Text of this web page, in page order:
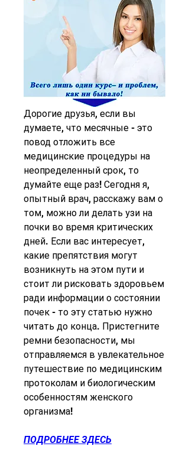
Дорогие друзья, если вы
думаете, что месячные - это
повод отложить все
медицинские процедуры на
неопределенный срок, то
думайте еще раз! Сегодня я,
опытный врач, расскажу вам о
том, можно ли делать узи на
почки во время критических
дней. Если вас интересует,
какие препятствия могут
возникнуть на этом пути и
стоит ли рисковать здоровьем
ради информации о состоянии
почек - то эту статью нужно
читать до конца. Пристегните
ремни безопасности, мы
отправляемся в увлекательное
путешествие по медицинским
протоколам и биологическим
особенностям женского
организма!
ПОДРОБНЕЕ ЗДЕСЬ